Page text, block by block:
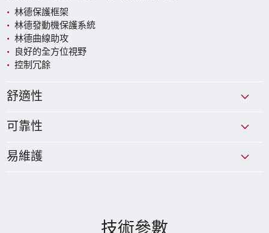
林德保護框架
林德發動機保護系統
林德曲線助攻
良好的全方位視野
控制冗餘
舒適性
可靠性
易維護
技術參數